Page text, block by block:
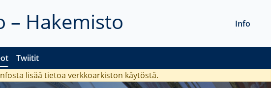
– Hakemisto
Twiitit
Info
lisää tietoa verkkoarkiston käytöstä.